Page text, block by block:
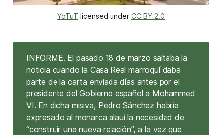
YoTuT licensed under CC BY 2.0
INFORME. El pasado 18 de marzo saltaba la
noticia cuando la Casa Real marroquí daba
parte de la carta enviada días antes por el
presidente del Gobierno español a Mohammed
VI. En dicha misiva, Pedro Sánchez habría
expresado al monarca alauí la necesidad de
“construir una nueva relación”, a la vez que